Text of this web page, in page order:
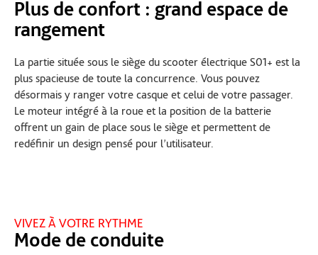
Plus de confort : grand espace de
rangement
La partie située sous le siège du scooter électrique S01+ est la
plus spacieuse de toute la concurrence. Vous pouvez
désormais y ranger votre casque et celui de votre passager.
Le moteur intégré à la roue et la position de la batterie
offrent un gain de place sous le siège et permettent de
redéfinir un design pensé pour l’utilisateur.
VIVEZ À VOTRE RYTHME
Mode de conduite